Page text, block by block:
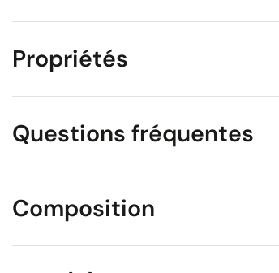
Propriétés
Questions fréquentes
Composition